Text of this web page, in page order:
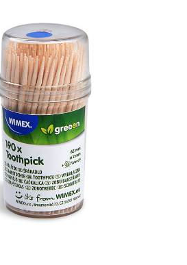
Výpredaj BTS